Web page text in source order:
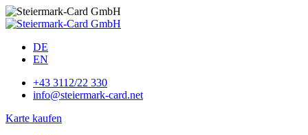
DE
EN
+43 3112/22 330
info@steiermark-card.net
Karte kaufen